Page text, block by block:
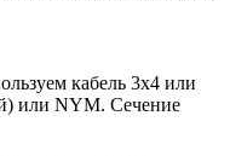
кабель 3х4 или
или NYM. Сечение